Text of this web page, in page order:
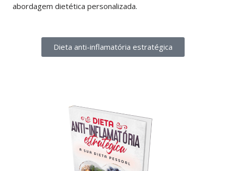
abordagem dietética personalizada.
Dieta anti-inflamatória estratégica